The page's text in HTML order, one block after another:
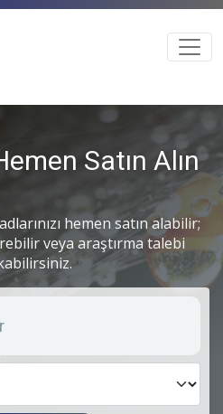
Satın Alın
hemen satın alabilir;
veya araştırma talebi